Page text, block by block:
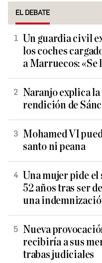
EL DEBATE
Un guardia civil
los coches
a Marruecos: «Se
Naranjo explica
rendición de
Mohamed VI
santo ni peana
Una mujer pide
52 años tras ser
una
Nueva
recibiría a sus
trabas judiciales